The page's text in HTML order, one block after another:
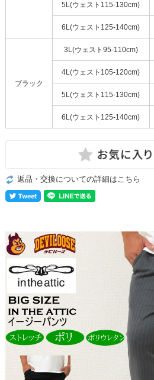
5L(ウェスト115-130cm)
6L(ウェスト125-140cm)
ブラック
3L(ウェスト95-110cm)
4L(ウェスト105-120cm)
5L(ウェスト115-130cm)
6L(ウェスト125-140cm)
返品・交換についての詳細はこちら